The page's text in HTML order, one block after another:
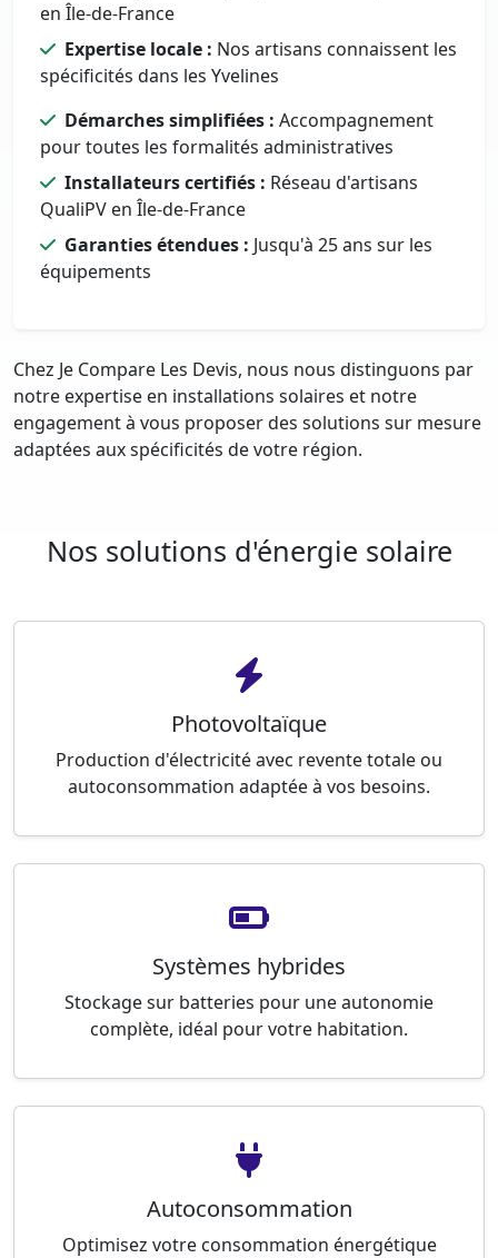
en Île-de-France
Expertise locale : Nos artisans connaissent les
spécificités dans les Yvelines
Démarches simplifiées : Accompagnement
pour toutes les formalités administratives
Installateurs certifiés : Réseau d'artisans
QualiPV en Île-de-France
Garanties étendues : Jusqu'à 25 ans sur les
équipements
Chez Je Compare Les Devis, nous nous distinguons par
notre expertise en installations solaires et notre
engagement à vous proposer des solutions sur mesure
adaptées aux spécificités de votre région.
Nos solutions d'énergie solaire
Photovoltaïque
Production d'électricité avec revente totale ou
autoconsommation adaptée à vos besoins.
Systèmes hybrides
Stockage sur batteries pour une autonomie
complète, idéal pour votre habitation.
Autoconsommation
Optimisez votre consommation énergétique